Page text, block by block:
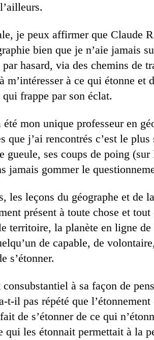
je peux affirmer que Claude
bien que je n’aie jamais
hasard, via des chemins de
m’intéresser à ce qui étonne et
frappe par son éclat.
mon unique professeur en
que j’ai rencontrés c’est le
gueule, ses coups de poing
jamais gommer le
les leçons du géographe et de
présent à toute chose et
territoire, la planète en ligne
de capable, de
s’étonner.
consubstantiel à sa façon de
t-il pas répété que
de s’étonner de ce qui
qui les étonnait permettait à la